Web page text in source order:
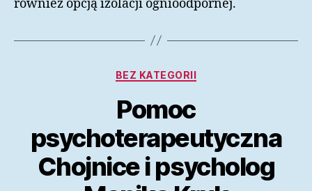
również opcją izolacji ognioodpornej.
Kategorie
BEZ KATEGORII
Pomoc
psychoterapeutyczna
Chojnice i psycholog